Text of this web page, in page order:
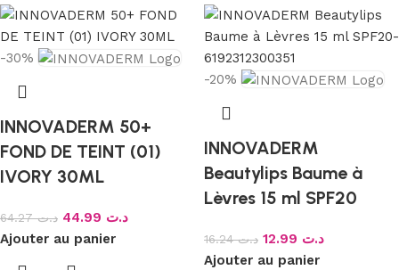
-30%
INNOVADERM 50+
FOND DE TEINT (01)
IVORY 30ML
د.ت64.27 د.ت
Ajouter au panier
-20%
INNOVADERM
Beautylips Baume à
Lèvres 15 ml SPF20
د.ت16.24 د.ت
Ajouter au panier